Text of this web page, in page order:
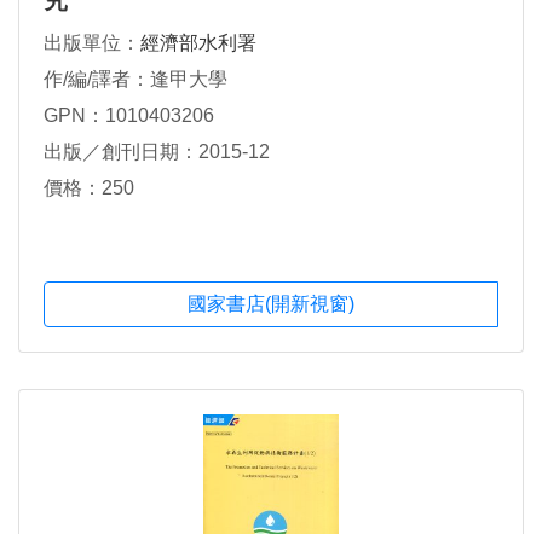
出版單位： 經濟部水利署
作/編/譯者：逢甲大學
GPN：1010403206
出版／創刊日期：2015-12
價格：250
國家書店(開新視窗)